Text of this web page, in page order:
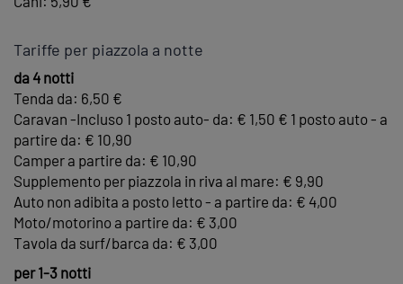
Tariffe per piazzola a notte
da 4 notti
Tenda da: 6,50 €
Caravan -Incluso 1 posto auto- da: € 1,50 € 1 posto auto - a
partire da: € 10,90
Camper a partire da: € 10,90
Supplemento per piazzola in riva al mare: € 9,90
Auto non adibita a posto letto - a partire da: € 4,00
Moto/motorino a partire da: € 3,00
Tavola da surf/barca da: € 3,00
per 1-3 notti